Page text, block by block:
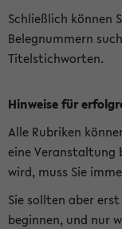
Schließlich können
Belegnummern
Titelstichworten.
Hinweise für
Alle Rubriken
eine Veranstaltung
wird, muss Sie
Sie sollten aber
beginnen, und nur